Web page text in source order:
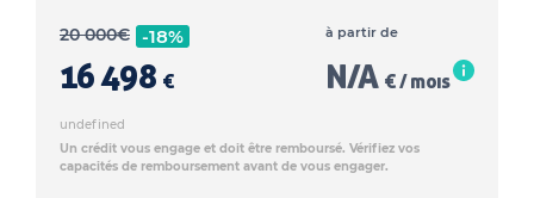
20 000€ -18%
16 498 €
à partir de
N/A € / mois
undefined
Un crédit vous engage et doit être remboursé. Vérifiez vos
capacités de remboursement avant de vous engager.